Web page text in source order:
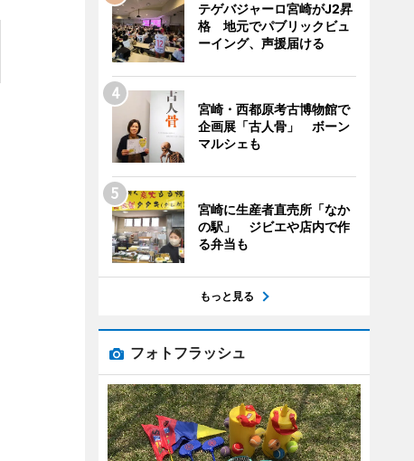
テゲバジャーロ宮崎がJ2昇
格 地元でパブリックビュ
ーイング、声援届ける
宮崎・西都原考古博物館で
企画展「古人骨」 ボーン
マルシェも
宮崎に生産者直売所「なか
の駅」 ジビエや店内で作
る弁当も
もっと見る
フォトフラッシュ